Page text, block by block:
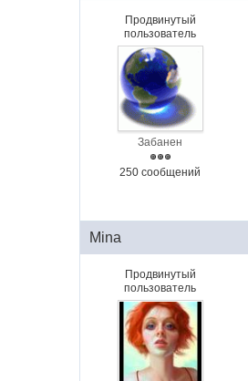
Продвинутый
пользователь
Забанен
250 сообщений
Mina
Продвинутый
пользователь